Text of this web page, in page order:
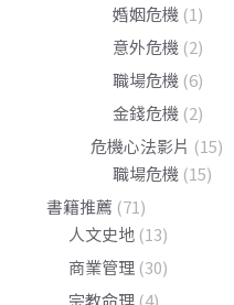
婚姻危機 (1)
意外危機 (2)
職場危機 (6)
金錢危機 (2)
危機心法影片 (15)
職場危機 (15)
書籍推薦 (71)
人文史地 (13)
商業管理 (30)
宗教命理 (4)